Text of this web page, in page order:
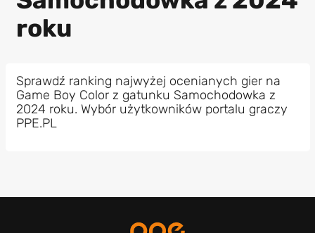
roku
Sprawdź ranking najwyżej ocenianych gier na
Game Boy Color z gatunku Samochodowka z
2024 roku. Wybór użytkowników portalu graczy
PPE.PL